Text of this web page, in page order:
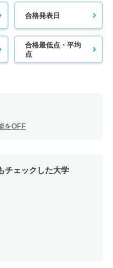
合格発表日
合格最低点・平均
点
をOFF
チェックした大学